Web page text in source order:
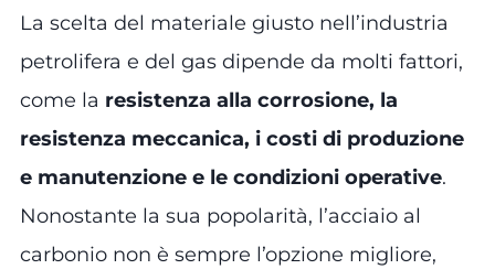
La scelta del materiale giusto nell’industria
petrolifera e del gas dipende da molti fattori,
come la resistenza alla corrosione, la
resistenza meccanica, i costi di produzione
e manutenzione e le condizioni operative.
Nonostante la sua popolarità, l’acciaio al
carbonio non è sempre l’opzione migliore,